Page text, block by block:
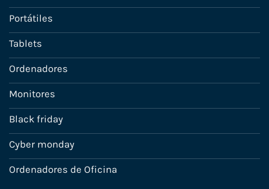
Portátiles
Tablets
Ordenadores
Monitores
Black friday
Cyber monday
Ordenadores de Oficina